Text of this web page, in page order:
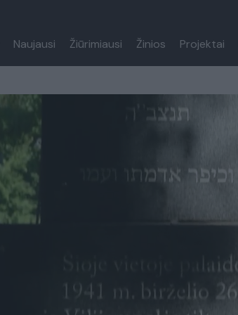
Naujausi Žiūrimiausi Žinios Projektai